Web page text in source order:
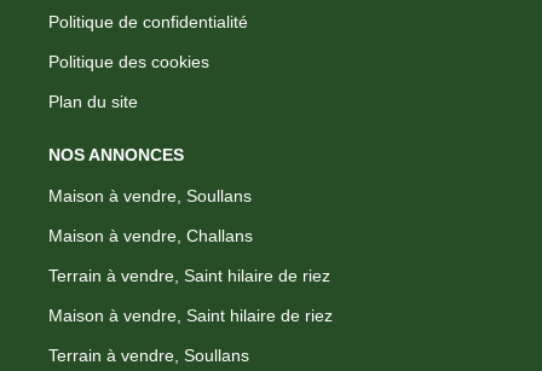
Politique de confidentialité
Politique des cookies
Plan du site
NOS ANNONCES
Maison à vendre, Soullans
Maison à vendre, Challans
Terrain à vendre, Saint hilaire de riez
Maison à vendre, Saint hilaire de riez
Terrain à vendre, Soullans